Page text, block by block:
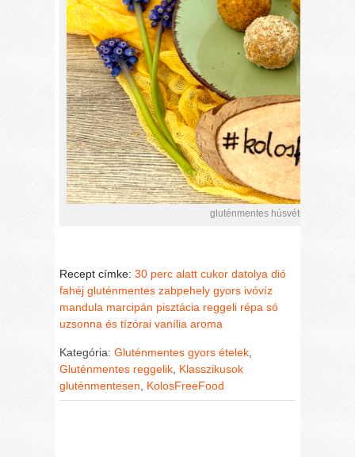
gluténmentes húsvéti répás-
Recept címke:30 perc alatt cukor datolya dió
fahéj gluténmentes zabpehely gyors ivóvíz
mandula marcipán pisztácia reggeli répa só
uzsonna és tízórai vanília aroma
Kategória:Gluténmentes gyors ételek,
Gluténmentes reggelik, Klasszikusok
gluténmentesen, KolosFreeFood